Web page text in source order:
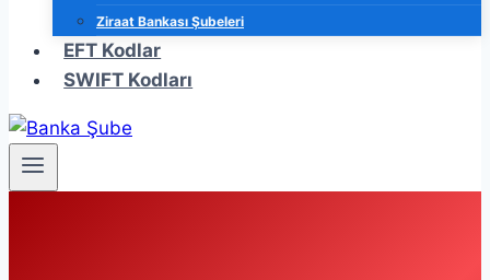
Ziraat Bankası Şubeleri
EFT Kodlar
SWIFT Kodları